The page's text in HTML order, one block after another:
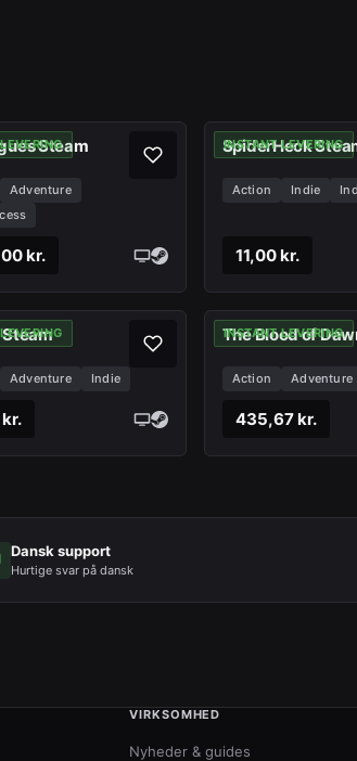
Steam
Adventure
kr.
INSTANT LEVERING
SpiderHeck
Action Indie
11,00 kr.
Adventure Indie
INSTANT LEVERING
The Blood of
Action Adventure
435,67 kr.
Dansk support
Hurtige svar på dansk
VIRKSOMHED
Nyheder & guides